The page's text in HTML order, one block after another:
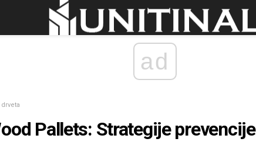
ad
Pallets: Strategije prevencije